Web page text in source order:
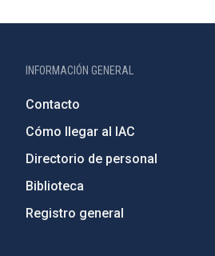
INFORMACIÓN GENERAL
Contacto
Cómo llegar al IAC
Directorio de personal
Biblioteca
Registro general